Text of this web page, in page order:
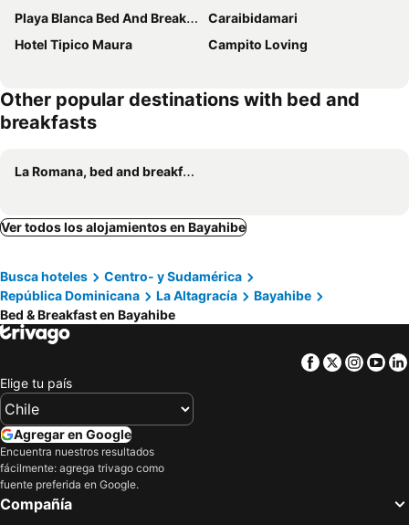
Playa Blanca Bed And Breakfast
Caraibidamari
Hotel Tipico Maura
Campito Loving
Other popular destinations with bed and
breakfasts
La Romana, bed and breakfasts
Ver todos los alojamientos en Bayahibe
Busca hoteles
Centro- y Sudamérica
República Dominicana
La Altagracía
Bayahibe
Bed & Breakfast en Bayahibe
Facebook
Twitter
Elige tu país
Agregar en Google
Encuentra nuestros resultados
fácilmente: agrega trivago como
fuente preferida en Google.
Compañía